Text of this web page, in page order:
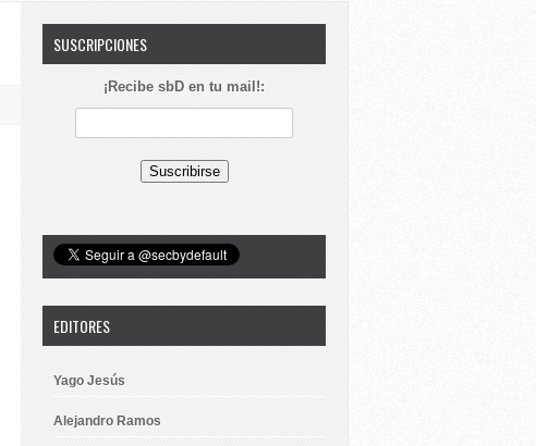
SUSCRIPCIONES
¡Recibe sbD en tu mail!:
EDITORES
Yago Jesús
Alejandro Ramos